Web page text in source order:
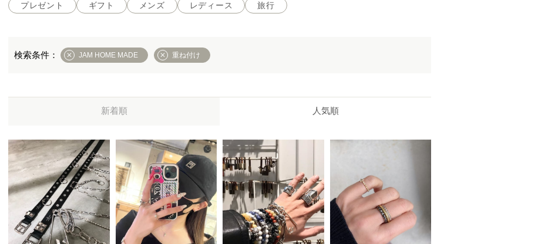
プレゼント
ギフト メンズ レディース 旅行
JAM HOME MADE 重ね付け
新着順 人気順